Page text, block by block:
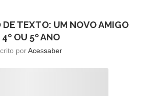
DE TEXTO: UM NOVO AMIGO
4º OU 5º ANO
porAcessaber